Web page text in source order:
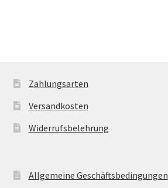
Zahlungsarten
Versandkosten
Widerrufsbelehrung
Allgemeine Geschäftsbedingungen